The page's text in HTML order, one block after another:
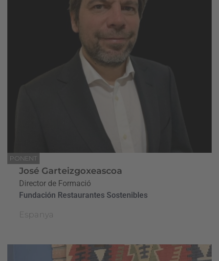
PONENT
José Garteizgoxeascoa
Director de Formació
Fundación Restaurantes Sostenibles
Espanya